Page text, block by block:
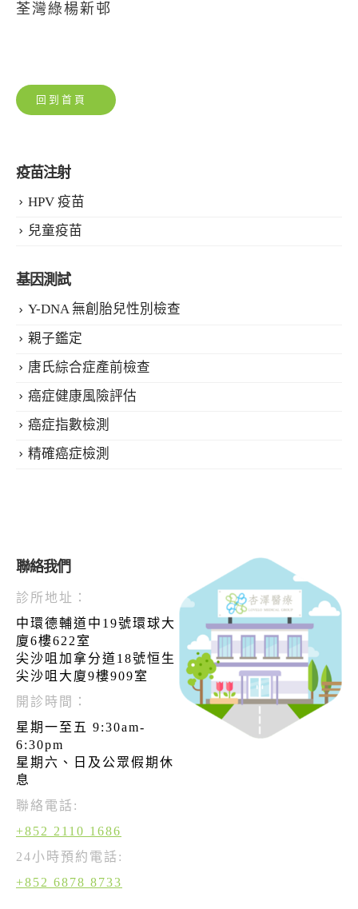
荃灣綠楊新邨
回到首頁
疫苗注射
HPV 疫苗
兒童疫苗
基因測試
Y-DNA 無創胎兒性別檢查
親子鑑定
唐氏綜合症產前檢查
癌症健康風險評估
癌症指數檢測
精確癌症檢測
聯絡我們
診所地址：
中環德輔道中19號環球大
廈6樓622室
尖沙咀加拿分道18號恒生
尖沙咀大廈9樓909室
開診時間：
星期一至五 9:30am-
6:30pm
星期六、日及公眾假期休
息
聯絡電話:
+852 2110 1686
24小時預約電話:
+852 6878 8733